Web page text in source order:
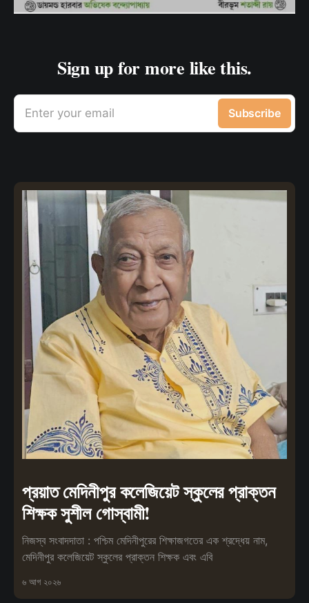
Sign up for more like this.
Enter your email Subscribe
প্রয়াত মেদিনীপুর কলেজিয়েট স্কুলের প্রাক্তন
শিক্ষক সুশীল গোস্বামী!
নিজস্ব সংবাদদাতা : পশ্চিম মেদিনীপুরের শিক্ষাজগতের এক শ্রদ্ধেয় নাম,
মেদিনীপুর কলেজিয়েট স্কুলের প্রাক্তন শিক্ষক এবং এবি
৬ আগ ২০২৬